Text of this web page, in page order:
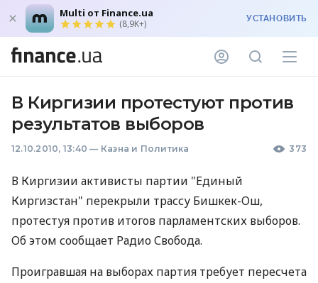
Multi от Finance.ua
(8,9K+) УСТАНОВИТЬ
В Киргизии протестуют против
результатов выборов
12.10.2010, 13:40 — Казна и Политика 373
В Киргизии активисты партии "Единый
Киргизстан" перекрыли трассу Бишкек-Ош,
протестуя против итогов парламентских выборов.
Об этом сообщает Радио Свобода.
Проигравшая на выборах партия требует пересчета